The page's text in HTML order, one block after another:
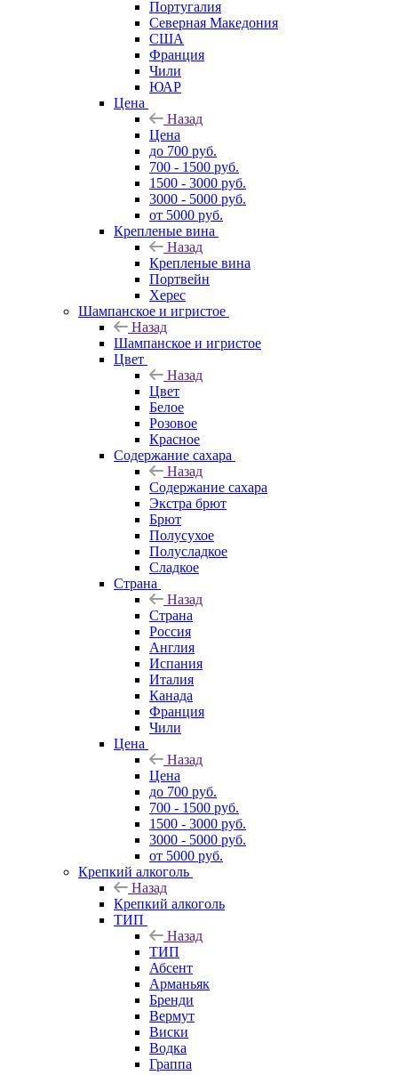
Португалия
Северная Македония
США
Франция
Чили
ЮАР
Цена
Назад
Цена
до 700 руб.
700 - 1500 руб.
1500 - 3000 руб.
3000 - 5000 руб.
от 5000 руб.
Крепленые вина
Назад
Крепленые вина
Портвейн
Херес
Шампанское и игристое
Назад
Шампанское и игристое
Цвет
Назад
Цвет
Белое
Розовое
Красное
Содержание сахара
Назад
Содержание сахара
Экстра брют
Брют
Полусухое
Полусладкое
Сладкое
Страна
Назад
Страна
Россия
Англия
Испания
Италия
Канада
Франция
Чили
Цена
Назад
Цена
до 700 руб.
700 - 1500 руб.
1500 - 3000 руб.
3000 - 5000 руб.
от 5000 руб.
Крепкий алкоголь
Назад
Крепкий алкоголь
ТИП
Назад
ТИП
Абсент
Арманьяк
Бренди
Вермут
Виски
Водка
Граппа